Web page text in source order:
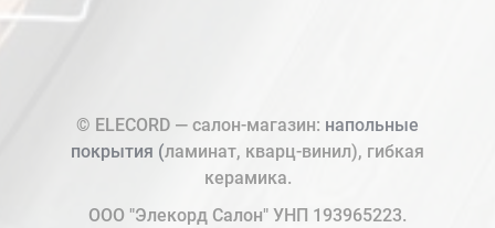
© ELECORD — салон-магазин: напольные
покрытия (ламинат, кварц-винил), гибкая
керамика.
ООО "Элекорд Салон" УНП 193965223.